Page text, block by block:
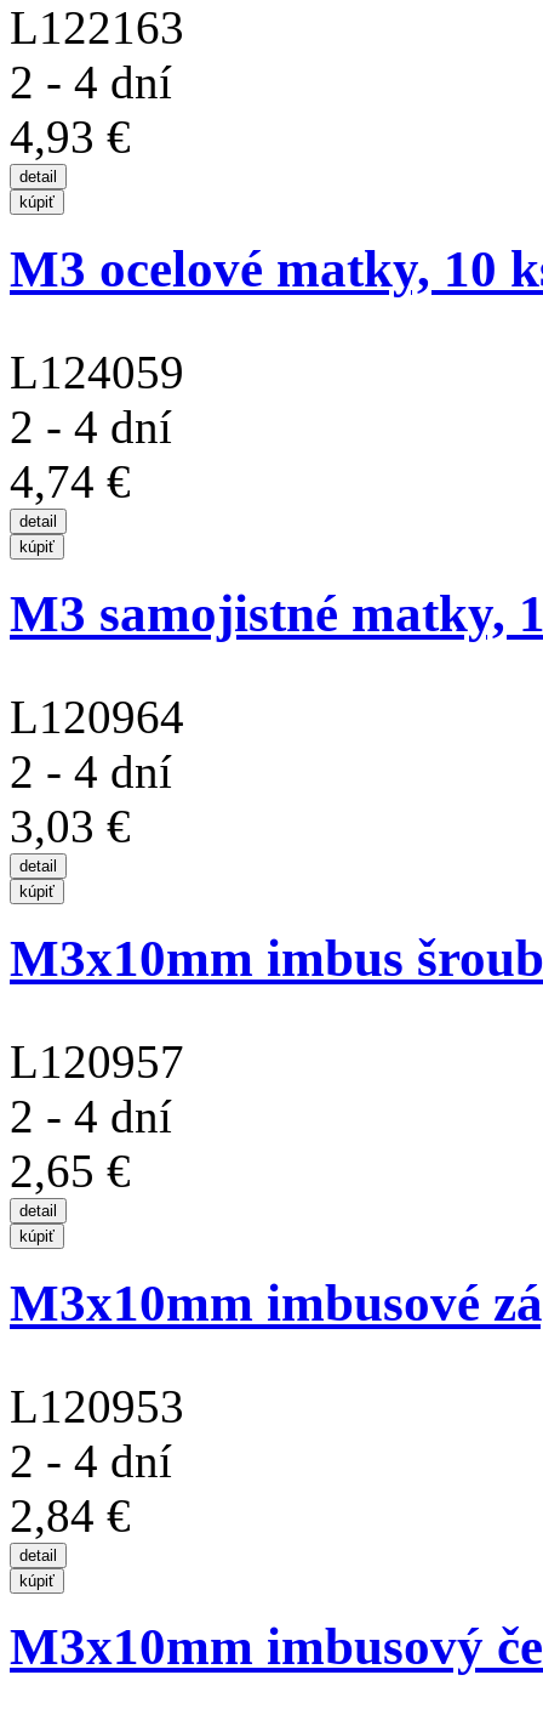
L122163
2 - 4 dní
4,93 €
M3 ocelové matky, 10
L124059
2 - 4 dní
4,74 €
M3 samojistné matky,
L120964
2 - 4 dní
3,03 €
M3x10mm imbus
L120957
2 - 4 dní
2,65 €
M3x10mm imbusové
L120953
2 - 4 dní
2,84 €
M3x10mm imbusový